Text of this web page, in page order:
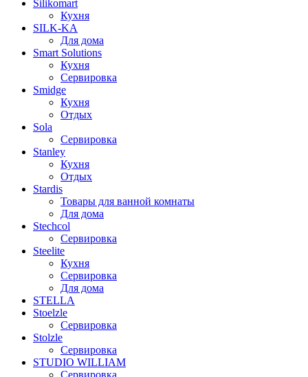
Silikomart
Кухня
SILK-KA
Для дома
Smart Solutions
Кухня
Сервировка
Smidge
Кухня
Отдых
Sola
Сервировка
Stanley
Кухня
Отдых
Stardis
Товары для ванной комнаты
Для дома
Stechcol
Сервировка
Steelite
Кухня
Сервировка
Для дома
STELLA
Stoelzle
Сервировка
Stolzle
Сервировка
STUDIO WILLIAM